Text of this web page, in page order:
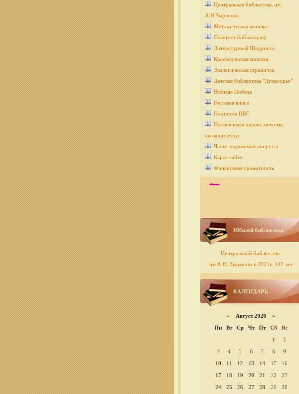
Центральная библиотека им.
А.Н.Зырянова
Методическая копилка
Советует библиограф
Литературный Шадринск
Краеведческая копилка
Экологическая страничка
Детcкая библиотека "Лукоморье"
Великая Победа
Гостевая книга
Подписка ЦБС
Независимая оценка качества
оказания услуг
Часто задаваемые вопросы
Карта сайта
Финансовая грамотность
Юбилей библиотеки
Центральной библиотеке
им.А.Н. Зырянова в 2021г. 145 лет
КАЛЕНДАРЬ
« Август 2026 »
Пн
Вт Ср Чт Пт Сб
Вс
1
2
3
4 5 6 7 8
9
10
11 12 13 14 15
16
17
18 19 20 21 22
23
24
25 26 27 28 29 30